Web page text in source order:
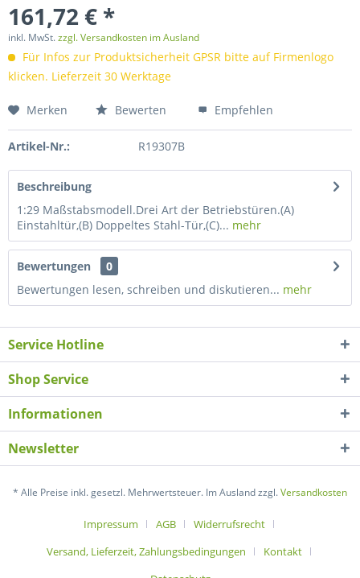
161,72 € *
inkl. MwSt.zzgl. Versandkosten im Ausland
Für Infos zur Produktsicherheit GPSR bitte auf Firmenlogo
klicken. Lieferzeit 30 Werktage
Merken Bewerten Empfehlen
Artikel-Nr.: R19307B
Beschreibung
1:29 Maßstabsmodell.Drei Art der Betriebstüren.(A)
Einstahltür,(B) Doppeltes Stahl-Tür,(C)... mehr
Bewertungen
0
Bewertungen lesen, schreiben und diskutieren... mehr
Service Hotline
Shop Service
Informationen
Newsletter
* Alle Preise inkl. gesetzl. Mehrwertsteuer. Im Ausland zzgl.Versandkosten
Impressum AGB
Widerrufsrecht
Versand, Lieferzeit, Zahlungsbedingungen
Kontakt